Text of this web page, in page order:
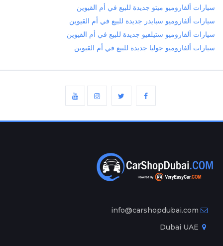
سيارات ألفاروميو ميتو جديدة للبيع في أم القيوين
سيارات ألفاروميو سبايدر جديدة للبيع في أم القيوين
سيارات ألفاروميو ستيلفيو جديدة للبيع في أم القيوين
سيارات ألفاروميو جوليا جديدة للبيع في أم القيوين
info@carshopdubai.com